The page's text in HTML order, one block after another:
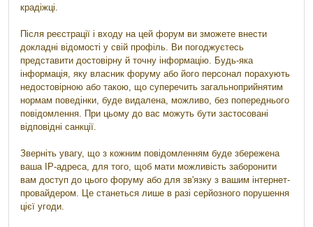
крадіжці.
Після реєстрації і входу на цей форум ви зможете внести
докладні відомості у свій профіль. Ви погоджуєтесь
представити достовірну й точну інформацію. Будь-яка
інформація, яку власник форуму або його персонал порахують
недостовірною або такою, що суперечить загальноприйнятим
нормам поведінки, буде видалена, можливо, без попереднього
повідомлення. При цьому до вас можуть бути застосовані
відповідні санкції.
Зверніть увагу, що з кожним повідомленням буде збережена
ваша IP-адреса, для того, щоб мати можливість заборонити
вам доступ до цього форуму або для зв'язку з вашим інтернет-
провайдером. Це станеться лише в разі серйозного порушення
цієї угоди.